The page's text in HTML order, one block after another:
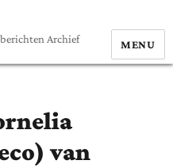
Archief MENU
van